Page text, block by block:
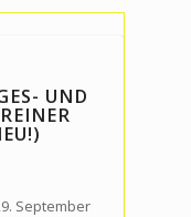
UND
September